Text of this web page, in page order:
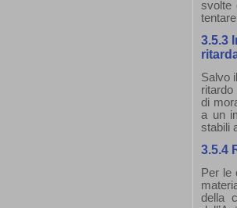
svolte
3.5.3
Salvo
di
a un
stabili
3.5.4
Per le
della